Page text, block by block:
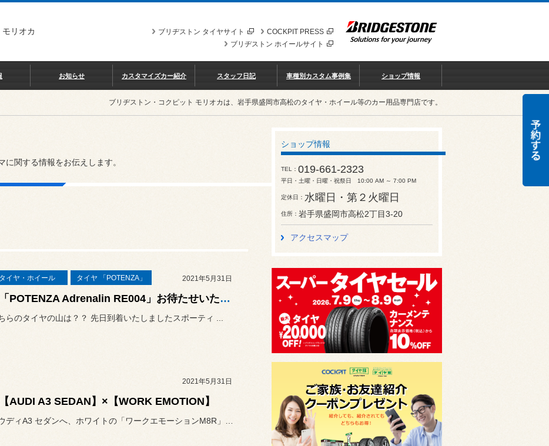
モリオカ COCKPIT PRESS
ブリヂストン タイヤサイト
ブリヂストン ホイールサイト
お知らせ カスタマイズカー紹介 スタッフ日記 車種別カスタム事例集 ショップ情報
ブリヂストン・コクピット モリオカは、岩手県盛岡市高松のタイヤ・ホイール等のカー用品専門店です。
関する情報をお伝えします。
タイヤ・ホイール タイヤ 「POTENZA」 2021年5月31日
「POTENZA Adrenalin RE004」お待たせいたしました!
らのタイヤの山は？？ 先日到着いたしましたスポーティ ...
2021年5月31日
【AUDI A3 SEDAN】×【WORK EMOTION】
ショップ情報
TEL 019-661-2323
平日・土曜・日曜・祝祭日 10:00 AM ～ 7:00 PM
定休日 水曜日・第２火曜日
住所 岩手県盛岡市高松2丁目3-20
アクセスマップ